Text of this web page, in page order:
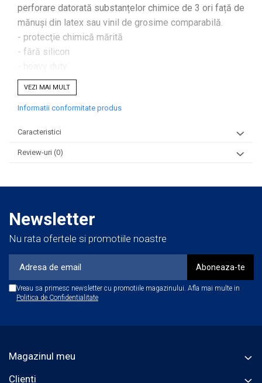
perforare datorată substanțelor chimice de 3 ori față de
mănuși din latex sau vinil de grosime comparabilă.
- protecţie chimică mărită
- fără silicon
- mărime L (Large)
- cantitate carton 100 buc
-composiție : Powder-free Nitrile
VEZI MAI MULT
Informatii conformitate produs
Caracteristici
Review-uri (0)
Newsletter
Nu rata ofertele si promotiile noastre
Vreau sa primesc newsletter cu promotiile magazinului. Afla mai multe in
Politica de Confidentialitate
Magazinul meu
Clienti